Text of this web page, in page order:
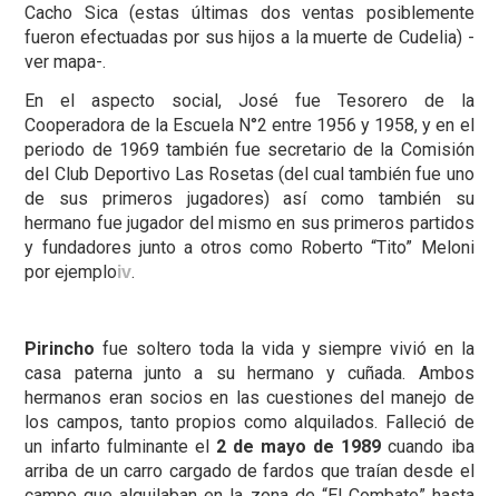
Cacho Sica (estas últimas dos ventas posiblemente
fueron efectuadas por sus hijos a la muerte de Cudelia) -
ver mapa-.
En el aspecto social, José fue Tesorero de la
Cooperadora de la Escuela N°2 entre 1956 y 1958, y en el
periodo de 1969 también fue secretario de la Comisión
del Club Deportivo Las Rosetas (del cual también fue uno
de sus primeros jugadores) así como también su
hermano fue jugador del mismo en sus primeros partidos
y fundadores junto a otros como Roberto “Tito” Meloni
por ejemploiv.
Pirincho fue soltero toda la vida y siempre vivió en la
casa paterna junto a su hermano y cuñada. Ambos
hermanos eran socios en las cuestiones del manejo de
los campos, tanto propios como alquilados. Falleció de
un infarto fulminante el 2 de mayo de 1989 cuando iba
arriba de un carro cargado de fardos que traían desde el